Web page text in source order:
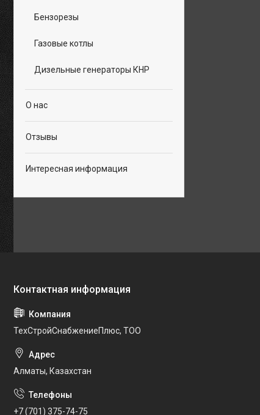
Бензорезы
Газовые котлы
Дизельные генераторы КНР
О нас
Отзывы
Интересная информация
ТехСтройСнабжениеПлюс, ТОО
Алматы, Казахстан
+7 (701) 375-74-75